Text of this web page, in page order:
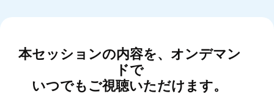
本セッションの内容を、オンデマン
ドで
いつでもご視聴いただけます。